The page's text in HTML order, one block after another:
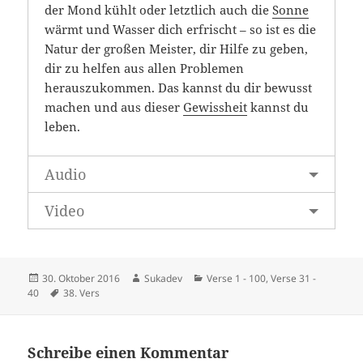
der Mond kühlt oder letztlich auch dieSonne
wärmt und Wasser dich erfrischt – so ist es die
Natur der großen Meister, dir Hilfe zu geben,
dir zu helfen aus allen Problemen
herauszukommen. Das kannst du dir bewusst
machen und aus dieserGewissheit kannst du
leben.
Audio
Video
Veröffentlicht
am
30. Oktober 2016 Autor
Sukadev Kategorien
Verse 1 - 100,Verse 31 -
40
Schlagwörter
38. Vers
Schreibe einen Kommentar